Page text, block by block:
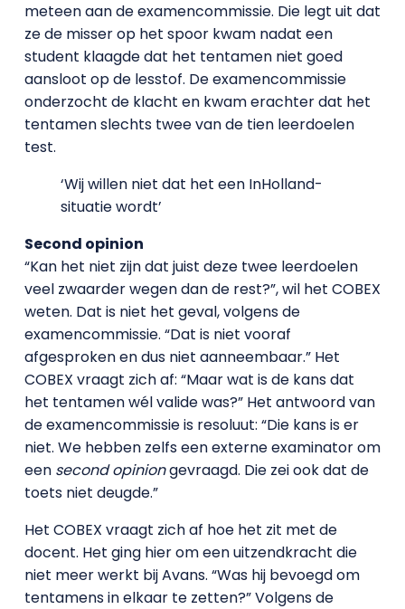
meteen aan de examencommissie. Die legt uit dat
ze de misser op het spoor kwam nadat een
student klaagde dat het tentamen niet goed
aansloot op de lesstof. De examencommissie
onderzocht de klacht en kwam erachter dat het
tentamen slechts twee van de tien leerdoelen
test.
‘Wij willen niet dat het een InHolland-
situatie wordt’
Second opinion
“Kan het niet zijn dat juist deze twee leerdoelen
veel zwaarder wegen dan de rest?”, wil het COBEX
weten. Dat is niet het geval, volgens de
examencommissie. “Dat is niet vooraf
afgesproken en dus niet aanneembaar.” Het
COBEX vraagt zich af: “Maar wat is de kans dat
het tentamen wél valide was?” Het antwoord van
de examencommissie is resoluut: “Die kans is er
niet. We hebben zelfs een externe examinator om
een second opiniongevraagd. Die zei ook dat de
toets niet deugde.”
Het COBEX vraagt zich af hoe het zit met de
docent. Het ging hier om een uitzendkracht die
niet meer werkt bij Avans. “Was hij bevoegd om
tentamens in elkaar te zetten?” Volgens de